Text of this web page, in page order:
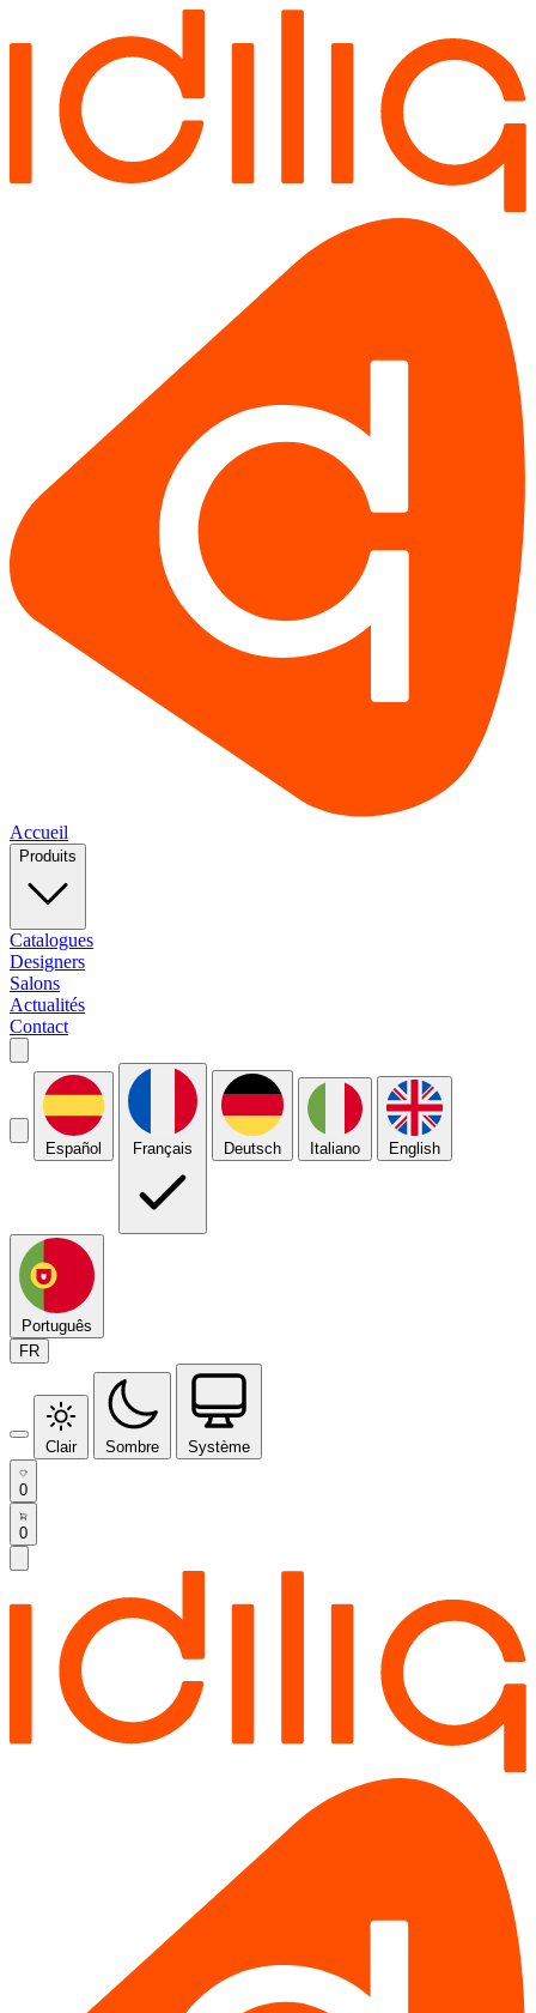
Accueil
Produits
Catalogues
Designers
Salons
Actualités
Contact
Español Français Deutsch Italiano English
Português
FR
Clair Sombre Système
0
0